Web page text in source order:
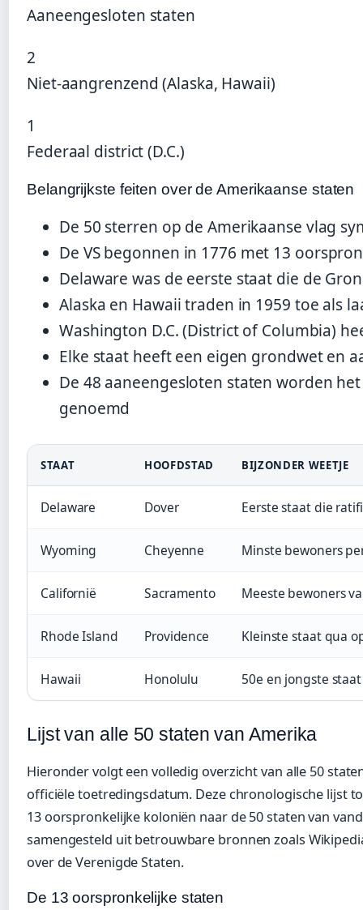
Aaneengesloten staten
2
Niet-aangrenzend (Alaska, Hawaii)
1
Federaal district (D.C.)
Belangrijkste feiten over de Amerikaanse staten
De 50 sterren op de Amerikaanse vlag
De VS begonnen in 1776 met 13
Delaware was de eerste staat die de
Alaska en Hawaii traden in 1959 toe als
Washington D.C. (District of Columbia)
Elke staat heeft een eigen grondwet en
De 48 aaneengesloten staten worden het
genoemd
STAAT HOOFDSTAD BIJZONDER WEETJE
Delaware Dover Eerste staat die
Wyoming Cheyenne Minste bewoners
Californië Sacramento Meeste bewoners
Rhode Island Providence Kleinste staat qua
Hawaii Honolulu 50e en jongste
Lijst van alle 50 staten van Amerika
Hieronder volgt een volledig overzicht van alle 50
officiële toetredingsdatum. Deze chronologische lijst
13 oorspronkelijke koloniën naar de 50 staten van
samengesteld uit betrouwbare bronnen zoals
over de Verenigde Staten.
De 13 oorspronkelijke staten